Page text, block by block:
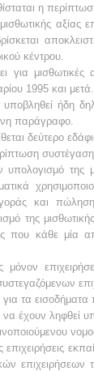
η
αξίας
κέντρου.
για μισθωτικές
1995 και μετά.
υποβληθεί ήδη
παράγραφο.
δεύτερο
υπολογισμό της
και
της
που κάθε μία
μόνον
τα εισοδήματα
να έχουν ληφθεί
επιχειρήσεις